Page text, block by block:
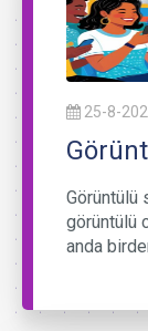
25-8-
Görüntülü
görüntülü
anda